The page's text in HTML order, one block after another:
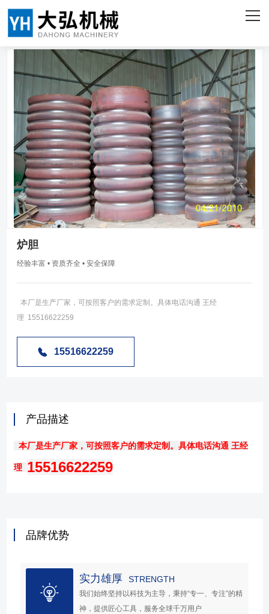
网站首页
产品中心
客户案例
企业实力
新闻资讯
联系我们
ENGLISH
炉胆
经验丰富 • 资质齐全 • 安全保障
本厂是生产厂家，可按照客户的需求定制。具体电话沟通 王经
理 15516622259
15516622259
产品描述
本厂是生产厂家，可按照客户的需求定制。具体电话沟通 王经
理 15516622259
品牌优势
实力雄厚 STRENGTH
我们始终坚持以科技为主导，秉持“专一、专注”的精
神，提供匠心工具，服务全球千万用户